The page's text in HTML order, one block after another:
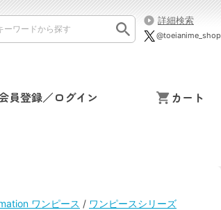
詳細検索
@toeianime_shop
員登録／ログイン カート
ワンピース / ワンピースシリーズ